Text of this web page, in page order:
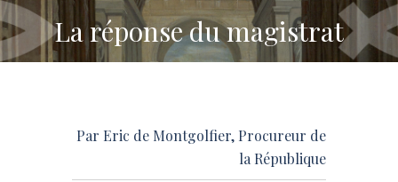
La réponse du magistrat
Par Eric de Montgolfier, Procureur de
la République